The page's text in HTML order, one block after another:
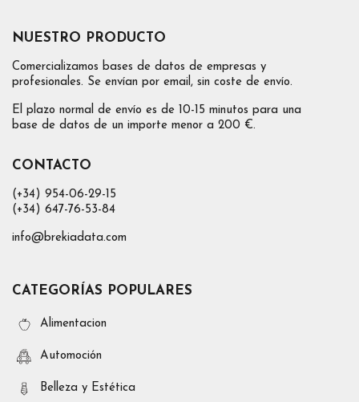
NUESTRO PRODUCTO
Comercializamos bases de datos de empresas y
profesionales. Se envían por email, sin coste de envío.
El plazo normal de envío es de 10-15 minutos para una
base de datos de un importe menor a 200 €.
CONTACTO
(+34) 954-06-29-15
(+34) 647-76-53-84
info@brekiadata.com
CATEGORÍAS POPULARES
Alimentacion
Automoción
Belleza y Estética